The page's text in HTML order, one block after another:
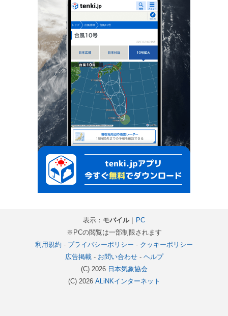
表示： モバイル｜
PC
※PCの閲覧は一部制限されます
利用規約 - プライバシーポリシー - クッキーポリシー
広告掲載- お問い合わせ- ヘルプ
(C) 2026 日本気象協会
(C) 2026 ALiNKインターネット